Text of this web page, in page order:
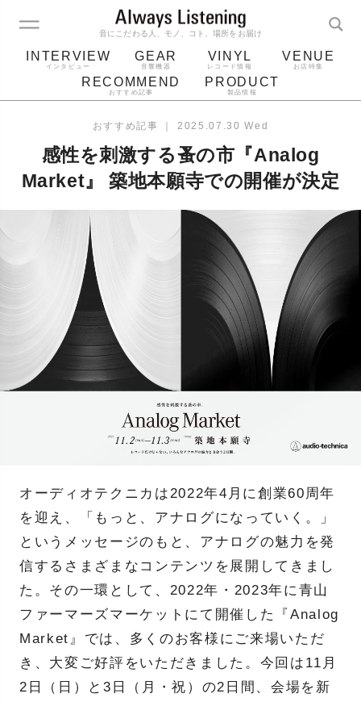
音にこだわる人、モノ、コト、場所をお届け
INTERVIEW
インタビュー
GEAR
音響機器
VINYL
レコード情報
VENUE
お店特集
RECOMMEND
おすすめ記事
PRODUCT
製品情報
ジャケット bluetooth アルバム
レコード針
おすすめ記事 ｜ 2025.07.30 Wed
感性を刺激する蚤の市『Analog
Market』 築地本願寺での開催が決定
オーディオテクニカは2022年4月に創業60周年
を迎え、「もっと、アナログになっていく。」
というメッセージのもと、アナログの魅力を発
信するさまざまなコンテンツを展開してきまし
た。その一環として、2022年・2023年に青山
ファーマーズマーケットにて開催した『Analog
Market』では、多くのお客様にご来場いただ
き、大変ご好評をいただきました。今回は11月
2日（日）と3日（月・祝）の2日間、会場を新